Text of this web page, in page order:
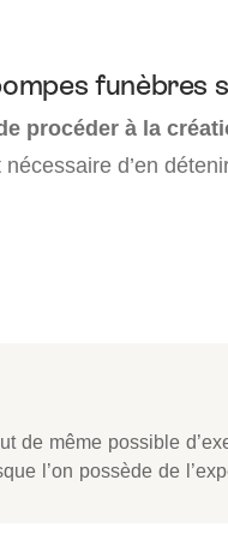
funèbres
procéder à la
nécessaire d’en
de même possible
l’on possède de